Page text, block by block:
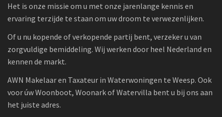
Het is onze missie om u met onze jarenlange kennis en
ervaring terzijde te staan om uw droom te verwezenlijken.
Of u nu kopende of verkopende partij bent, verzeker u van
zorgvuldige bemiddeling. Wij werken door heel Nederland en
kennen de markt.
AWN Makelaar en Taxateur in Waterwoningen te Weesp. Ook
voor úw Woonboot, Woonark of Watervilla bent u bij ons aan
het juiste adres.